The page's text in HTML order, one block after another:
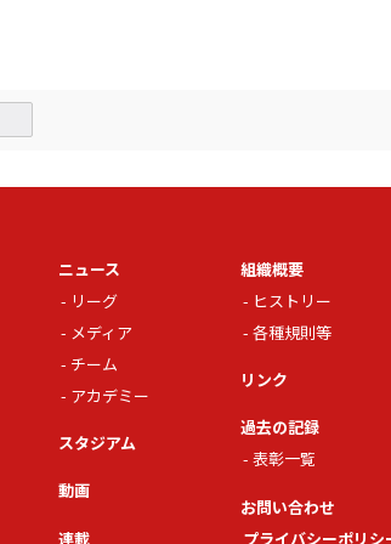
ニュース
リーグ
メディア
チーム
アカデミー
スタジアム
動画
連載
組織概要
ヒストリー
各種規則等
リンク
過去の記録
表彰一覧
お問い合わせ
プライバシーポリシ